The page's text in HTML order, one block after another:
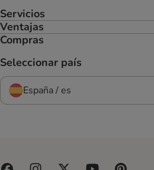
Servicios
Ventajas
Compras
Seleccionar país
España / es